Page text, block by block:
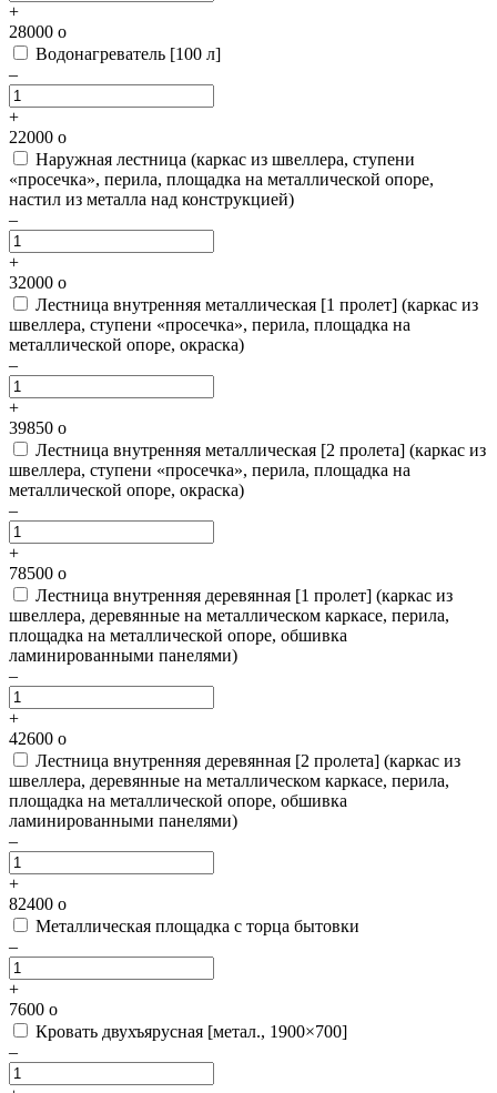
+
28000 o
Водонагреватель [100 л]
–
+
22000 o
Наружная лестница (каркас из швеллера, ступени
«просечка», перила, площадка на металлической опоре,
настил из металла над конструкцией)
–
+
32000 o
Лестница внутренняя металлическая [1 пролет] (каркас из
швеллера, ступени «просечка», перила, площадка на
металлической опоре, окраска)
–
+
39850 o
Лестница внутренняя металлическая [2 пролета] (каркас из
швеллера, ступени «просечка», перила, площадка на
металлической опоре, окраска)
–
+
78500 o
Лестница внутренняя деревянная [1 пролет] (каркас из
швеллера, деревянные на металлическом каркасе, перила,
площадка на металлической опоре, обшивка
ламинированными панелями)
–
+
42600 o
Лестница внутренняя деревянная [2 пролета] (каркас из
швеллера, деревянные на металлическом каркасе, перила,
площадка на металлической опоре, обшивка
ламинированными панелями)
–
+
82400 o
Металлическая площадка с торца бытовки
–
+
7600 o
Кровать двухъярусная [метал., 1900×700]
–